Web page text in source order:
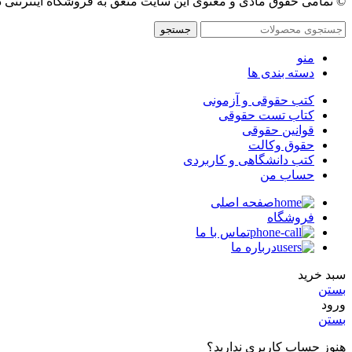
جستجو
منو
دسته بندی ها
کتب حقوقی و آزمونی
کتاب تست حقوقی
قوانین حقوقی
حقوق وکالت
کتب دانشگاهی و کاربردی
حساب من
صفحه اصلی
فروشگاه
تماس با ما
درباره ما
سبد خرید
بستن
ورود
بستن
هنوز حساب کاربری ندارید؟